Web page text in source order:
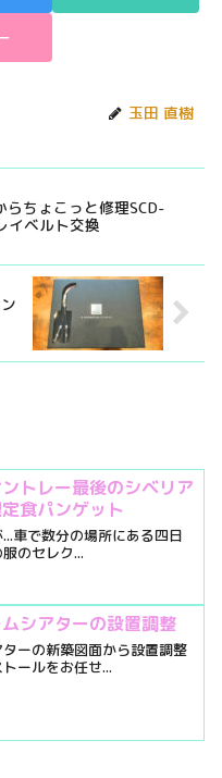
玉田 直樹
らちょこっと修理SCD-
イベルト交換
トレー最後のシベリア
食パンゲット
車で数分の場所にある四日
のセレク...
シアターの設置調整
ーの新築図面から設置調整
ールをお任せ...